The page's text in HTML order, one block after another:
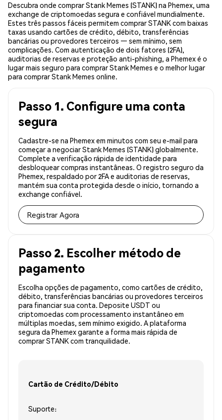
Descubra onde comprar Stank Memes (STANK) na Phemex, uma
exchange de criptomoedas segura e confiável mundialmente.
Estes três passos fáceis permitem comprar STANK com baixas
taxas usando cartões de crédito, débito, transferências
bancárias ou provedores terceiros — sem mínimo, sem
complicações. Com autenticação de dois fatores (2FA),
auditorias de reservas e proteção anti-phishing, a Phemex é o
lugar mais seguro para comprar Stank Memes e o melhor lugar
para comprar Stank Memes online.
Passo 1. Configure uma conta
segura
Cadastre-se na Phemex em minutos com seu e-mail para
começar a negociar Stank Memes (STANK) globalmente.
Complete a verificação rápida de identidade para
desbloquear compras instantâneas. O registro seguro da
Phemex, respaldado por 2FA e auditorias de reservas,
mantém sua conta protegida desde o início, tornando a
exchange confiável.
Registrar Agora
Passo 2. Escolher método de
pagamento
Escolha opções de pagamento, como cartões de crédito,
débito, transferências bancárias ou provedores terceiros
para financiar sua conta. Deposite USDT ou
criptomoedas com processamento instantâneo em
múltiplas moedas, sem mínimo exigido. A plataforma
segura da Phemex garante a forma mais rápida de
comprar STANK com tranquilidade.
Cartão de Crédito/Débito
Suporte: